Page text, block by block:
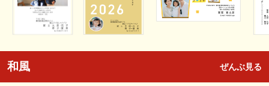
和風 ぜんぶ見る